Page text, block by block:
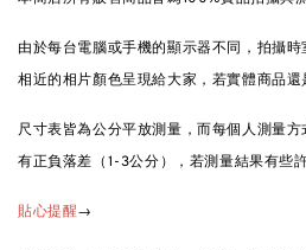
由於每台電腦或手機的顯示器不同，拍攝
相近的相片顏色呈現給大家，若實體商品還
尺寸表皆為公分平放測量，而每個人測量
有正負落差（1-3公分），若測量結果有些
貼心提醒→